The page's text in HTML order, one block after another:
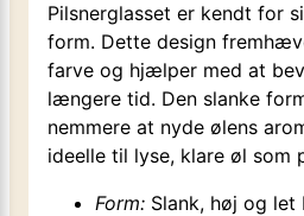
Pilsnerglasset er kendt for
form. Dette design
farve og hjælper med at
længere tid. Den slanke
nemmere at nyde ølens
ideelle til lyse, klare øl som
Form: Slank, høj og let